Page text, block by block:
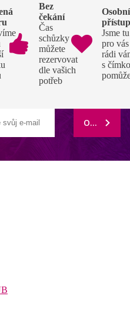
Bez
čekání
Čas
schůzky si
můžete
rezervovat
dle vašich
potřeb
Osobní
Jsme tu
pro
rádi
s
ODEBÍRAT